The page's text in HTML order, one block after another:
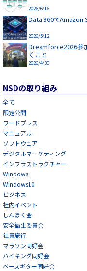
2026/6/16
Data 360でAmazon
2026/5/12
Dreamforce2026参
くこと
2026/4/30
NSDの取り組み
全て
限定公開
ワードプレス
マニュアル
ソフトウェア
デジタルマーケティング
インフラストラクチャー
Windows
Windows10
ビジネス
社内イベント
しんぼく会
安全衛生委員会
社員旅行
マラソン同好会
ハイキング同好会
ベースギター同好会